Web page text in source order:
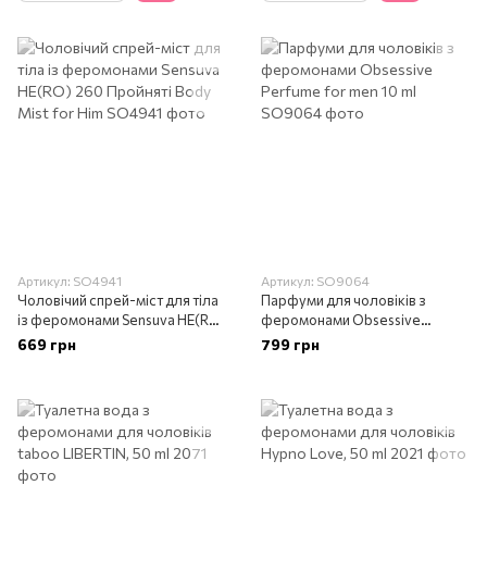
Артикул: SO4941
Чоловічий спрей-міст для тіла
із феромонами Sensuva HE(RO)
260 Пройняті Body Mist for Him
669 грн
Артикул: SO9064
Парфуми для чоловіків з
феромонами Obsessive
Perfume for men 10 ml
799 грн